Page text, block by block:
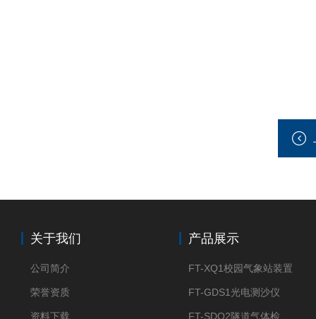
关于我们
公司简介
荣誉资质
资料下载
产品展示
FT-XQ1校园气象站装置
FT-GDS1光电测沙仪